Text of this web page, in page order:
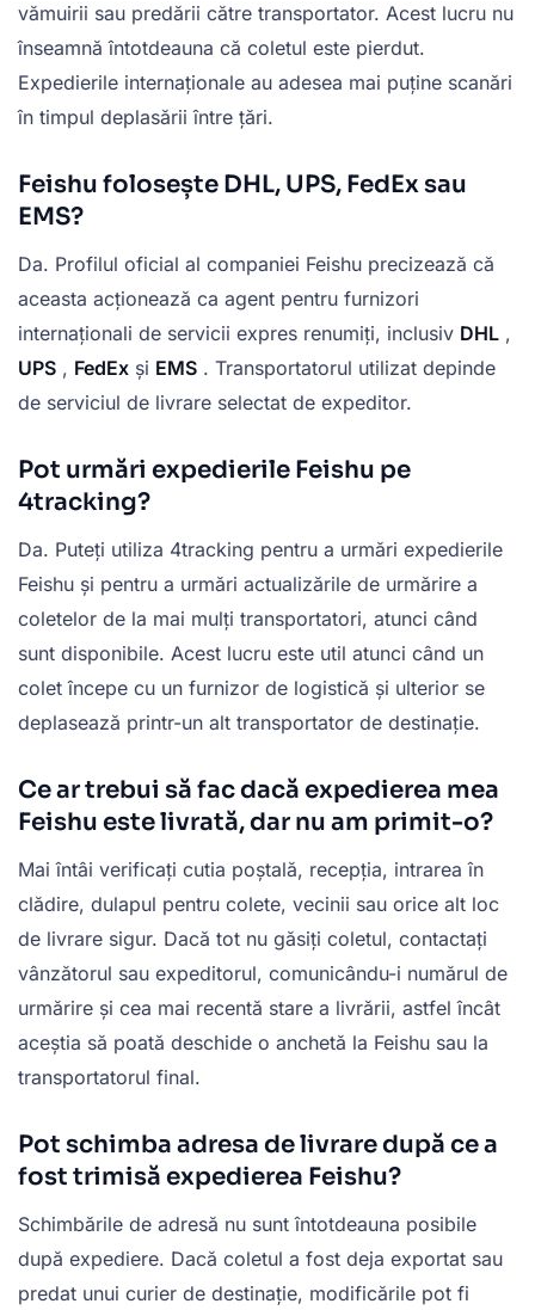
vămuirii sau predării către transportator. Acest lucru nu
înseamnă întotdeauna că coletul este pierdut.
Expedierile internaționale au adesea mai puține scanări
în timpul deplasării între țări.
Feishu folosește DHL, UPS, FedEx sau
EMS?
Da. Profilul oficial al companiei Feishu precizează că
aceasta acționează ca agent pentru furnizori
internaționali de servicii expres renumiți, inclusiv DHL ,
UPS , FedEx și EMS . Transportatorul utilizat depinde
de serviciul de livrare selectat de expeditor.
Pot urmări expedierile Feishu pe
4tracking?
Da. Puteți utiliza 4tracking pentru a urmări expedierile
Feishu și pentru a urmări actualizările de urmărire a
coletelor de la mai mulți transportatori, atunci când
sunt disponibile. Acest lucru este util atunci când un
colet începe cu un furnizor de logistică și ulterior se
deplasează printr-un alt transportator de destinație.
Ce ar trebui să fac dacă expedierea mea
Feishu este livrată, dar nu am primit-o?
Mai întâi verificați cutia poștală, recepția, intrarea în
clădire, dulapul pentru colete, vecinii sau orice alt loc
de livrare sigur. Dacă tot nu găsiți coletul, contactați
vânzătorul sau expeditorul, comunicându-i numărul de
urmărire și cea mai recentă stare a livrării, astfel încât
aceștia să poată deschide o anchetă la Feishu sau la
transportatorul final.
Pot schimba adresa de livrare după ce a
fost trimisă expedierea Feishu?
Schimbările de adresă nu sunt întotdeauna posibile
după expediere. Dacă coletul a fost deja exportat sau
predat unui curier de destinație, modificările pot fi